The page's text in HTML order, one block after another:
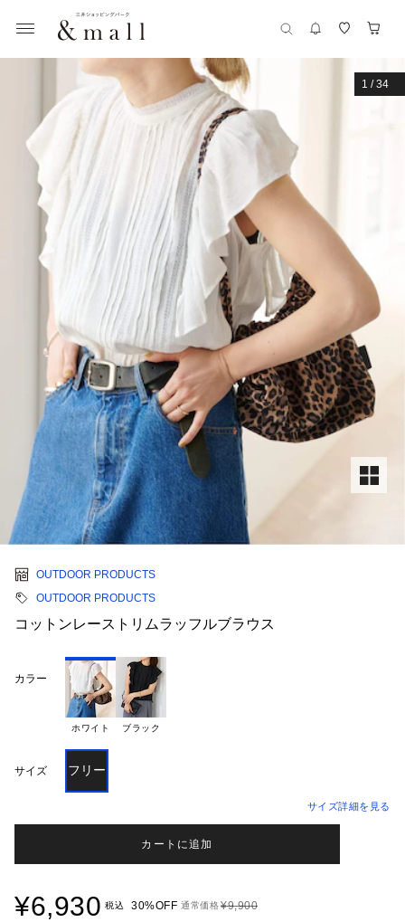
1 /34
OUTDOOR PRODUCTS
OUTDOOR PRODUCTS
コットンレーストリムラッフルブラウス
カラー
ホワイト ブラック
サイズ フリー
サイズ詳細を見る
カートに追加
¥6,930 税込 30%OFF 通常価格¥9,900